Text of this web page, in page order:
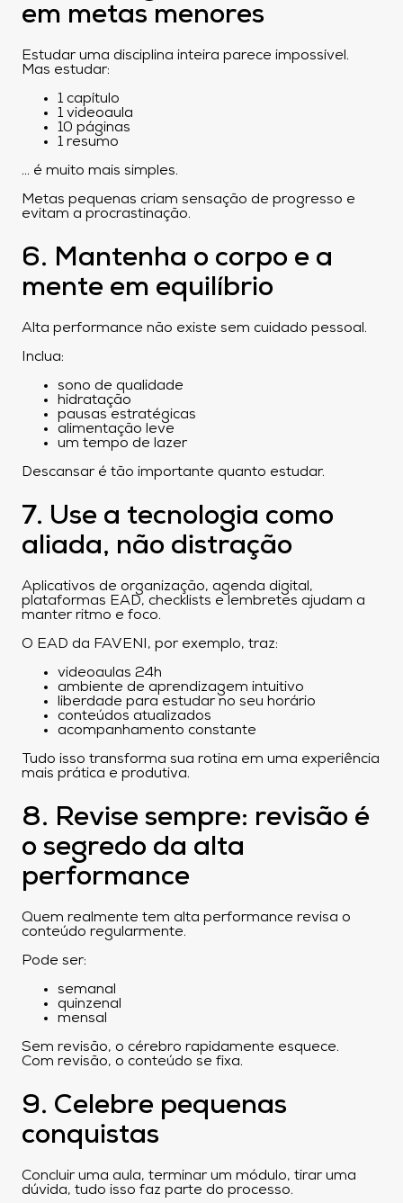
em metas menores
Estudar uma disciplina inteira parece impossível.
Mas estudar:
1 capítulo
1 videoaula
10 páginas
1 resumo
… é muito mais simples.
Metas pequenas criam sensação de progresso e
evitam a procrastinação.
6. Mantenha o corpo e a
mente em equilíbrio
Alta performance não existe sem cuidado pessoal.
Inclua:
sono de qualidade
hidratação
pausas estratégicas
alimentação leve
um tempo de lazer
Descansar é tão importante quanto estudar.
7. Use a tecnologia como
aliada, não distração
Aplicativos de organização, agenda digital,
plataformas EAD, checklists e lembretes ajudam a
manter ritmo e foco.
O EAD da FAVENI, por exemplo, traz:
videoaulas 24h
ambiente de aprendizagem intuitivo
liberdade para estudar no seu horário
conteúdos atualizados
acompanhamento constante
Tudo isso transforma sua rotina em uma experiência
mais prática e produtiva.
8. Revise sempre: revisão é
o segredo da alta
performance
Quem realmente tem alta performance revisa o
conteúdo regularmente.
Pode ser:
semanal
quinzenal
mensal
Sem revisão, o cérebro rapidamente esquece.
Com revisão, o conteúdo se fixa.
9. Celebre pequenas
conquistas
Concluir uma aula, terminar um módulo, tirar uma
dúvida, tudo isso faz parte do processo.